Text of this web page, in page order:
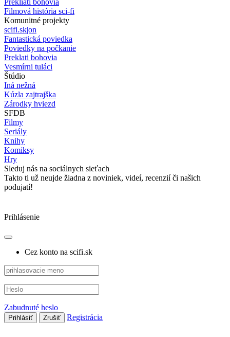
Filmová história sci-fi
Komunitné projekty
scifi.sk|on
Fantastická poviedka
Poviedky na počkanie
Preklati bohovia
Vesmírni tuláci
Štúdio
Iná nežná
Kúzla zajtrajška
Zárodky hviezd
SFDB
Filmy
Seriály
Knihy
Komiksy
Hry
Sleduj nás na sociálnych sieťach
Takto ti už neujde žiadna z noviniek, videí, recenzií či našich
podujatí!
Prihlásenie
Cez konto na scifi.sk
Zabudnuté heslo
Prihlásiť Zrušiť Registrácia